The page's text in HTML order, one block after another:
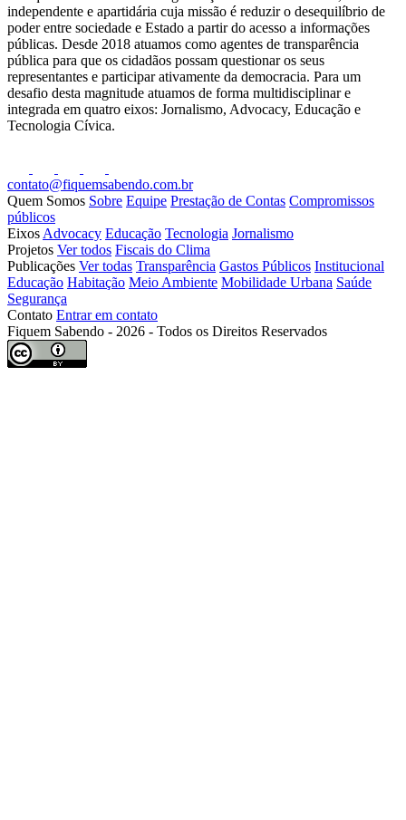
independente e apartidária cuja missão é reduzir o desequilíbrio de
poder entre sociedade e Estado a partir do acesso a informações
públicas. Desde 2018 atuamos como agentes de transparência
pública para que os cidadãos possam questionar os seus
representantes e participar ativamente da democracia. Para um
desafio desta magnitude atuamos de forma multidisciplinar e
integrada em quatro eixos: Jornalismo, Advocacy, Educação e
Tecnologia Cívica.
contato@fiquemsabendo.com.br
Quem Somos Sobre Equipe Prestação de Contas Compromissos
públicos
Eixos Advocacy Educação Tecnologia Jornalismo
Projetos Ver todos Fiscais do Clima
Publicações Ver todas Transparência Gastos Públicos Institucional
Educação Habitação Meio Ambiente Mobilidade Urbana Saúde
Segurança
Contato Entrar em contato
Fiquem Sabendo - 2026 - Todos os Direitos Reservados